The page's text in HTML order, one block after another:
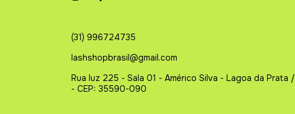
(31) 996724735
lashshopbrasil@gmail.com
Rua luz 225 - Sala 01 - Américo Silva - Lagoa da Prata
- CEP: 35590-090